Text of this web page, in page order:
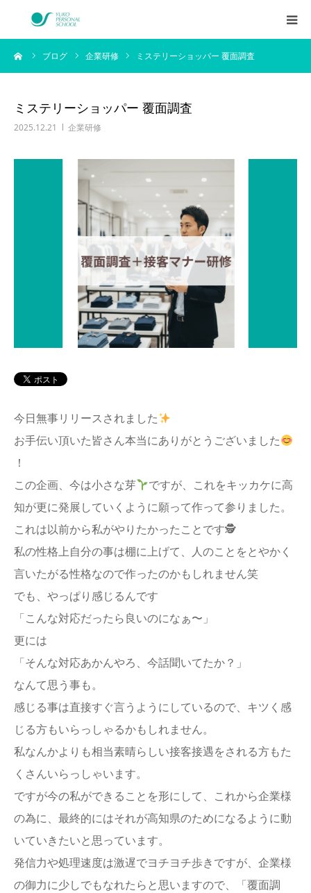
ブログ 企業研修 ミステリーショッパー 覆面調査
ミステリーショッパー 覆面調査
2025.12.21 企業研修
今日無事リリースされました
お手伝い頂いた皆さん本当にありがとうございました
！
この企画、今は小さな芽
ですが、これをキッカケに高
知が更に発展していくように願って作って参りました。
これは以前から私がやりたかったことです🕵️
私の性格上自分の事は棚に上げて、人のことをとやかく
言いたがる性格なので作ったのかもしれません笑
でも、やっぱり感じるんです
「こんな対応だったら良いのになぁ〜」
更には
「そんな対応あかんやろ、今話聞いてたか？」
なんて思う事も。
感じる事は直接すぐ言うようにしているので、キツく感
じる方もいらっしゃるかもしれません。
私なんかよりも相当素晴らしい接客接遇をされる方もた
くさんいらっしゃいます。
ですが今の私ができることを形にして、これから企業様
の為に、最終的にはそれが高知県のためになるように動
いていきたいと思っています。
発信力や処理速度は激遅でヨチヨチ歩きですが、企業様
の御力に少しでもなれたらと思いますので、「覆面調
西村侑剛プロフィール
企業研修
お客様の声
アクセス